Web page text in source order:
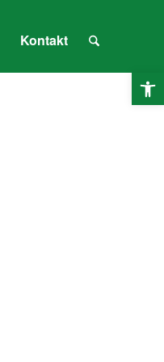
Kontakt